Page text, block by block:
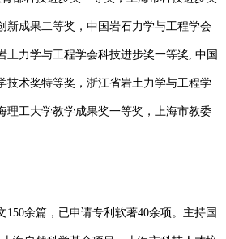
新成果二等奖，中国岩石力学与工程学会
土力学与工程学会科技进步奖一等奖, 中国
技术奖特等奖，浙江省岩土力学与工程学
理工大学教学成果奖一等奖 ， 上海市教委
150余篇，已申请专利软著40余项。主持国